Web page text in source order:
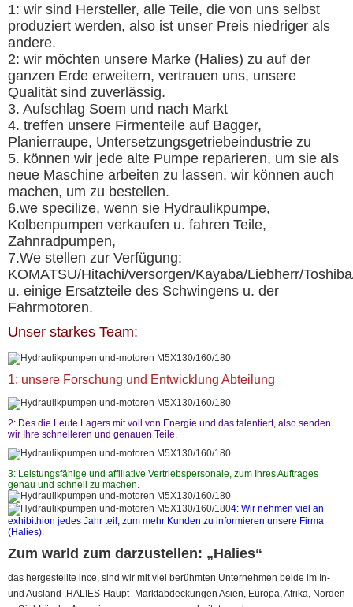
1: wir sind Hersteller, alle Teile, die von uns selbst
produziert werden, also ist unser Preis niedriger als
andere.
2: wir möchten unsere Marke (Halies) zu auf der
ganzen Erde erweitern, vertrauen uns, unsere
Qualität sind zuverlässig.
3. Aufschlag Soem und nach Markt
4. treffen unsere Firmenteile auf Bagger,
Planierraupe, Untersetzungsgetriebeindustrie zu
5. können wir jede alte Pumpe reparieren, um sie als
neue Maschine arbeiten zu lassen. wir können auch
machen, um zu bestellen.
6.we specilize, wenn sie Hydraulikpumpe,
Kolbenpumpen verkaufen u. fahren Teile,
Zahnradpumpen,
7.We stellen zur Verfügung:
KOMATSU/Hitachi/versorgen/Kayaba/Liebherr/
u. einige Ersatzteile des Schwingens u. der
Fahrmotoren.
Unser starkes Team:
1: unsere Forschung und Entwicklung Abteilung
2: Des die Leute Lagers mit voll von Energie und das talentiert, also senden
wir Ihre schnelleren und genauen Teile.
3: Leistungsfähige und affiliative Vertriebspersonale, zum Ihres Auftrages
genau und schnell zu machen.
4: Wir nehmen viel an
exhibithion jedes Jahr teil, zum mehr Kunden zu informieren unsere Firma
(Halies).
Zum warld zum darzustellen: „Halies“
das hergestellte ince, sind wir mit viel berühmten Unternehmen beide im In-
und Ausland .HALIES-Haupt- Marktabdeckungen Asien, Europa, Afrika, Norden